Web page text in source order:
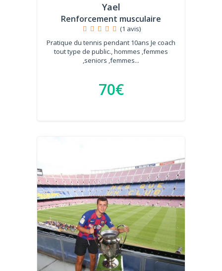
Yael
Renforcement musculaire
(1 avis)
Pratique du tennis pendant 10ans Je coach
tout type de public., hommes ,femmes
,seniors ,femmes...
70€